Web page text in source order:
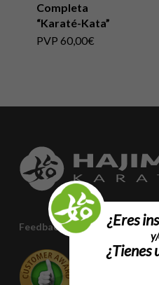
Completa
“Karaté-Kata”
PVP 60,00€
Feedback Do Cliente¿Eres
¿Tienes